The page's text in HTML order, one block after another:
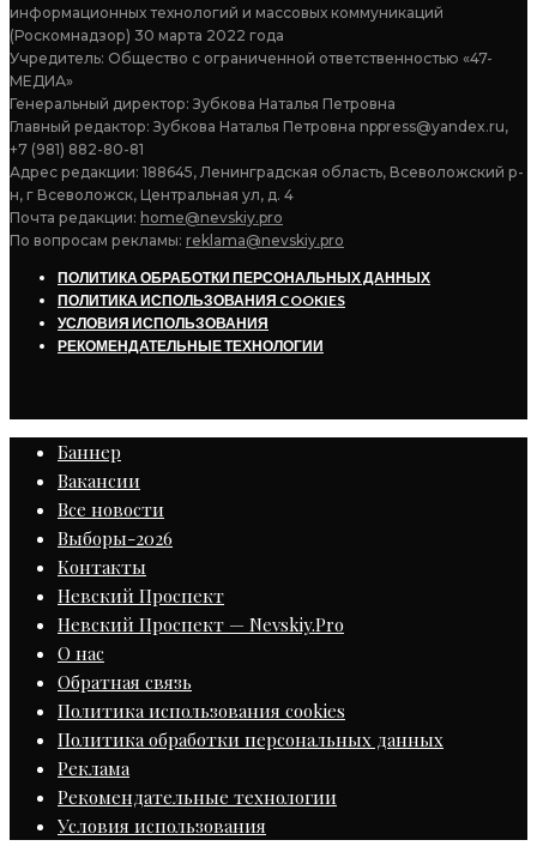
информационных технологий и массовых коммуникаций
(Роскомнадзор) 30 марта 2022 года
Учредитель: Общество с ограниченной ответственностью «47-
МЕДИА»
Генеральный директор: Зубкова Наталья Петровна
Главный редактор: Зубкова Наталья Петровна nppress@yandex.ru,
+7 (981) 882-80-81
Адрес редакции: 188645, Ленинградская область, Всеволожский р-
н, г Всеволожск, Центральная ул, д. 4
Почта редакции: home@nevskiy.pro
По вопросам рекламы: reklama@nevskiy.pro
ПОЛИТИКА ОБРАБОТКИ ПЕРСОНАЛЬНЫХ ДАННЫХ
ПОЛИТИКА ИСПОЛЬЗОВАНИЯ COOKIES
УСЛОВИЯ ИСПОЛЬЗОВАНИЯ
РЕКОМЕНДАТЕЛЬНЫЕ ТЕХНОЛОГИИ
Баннер
Вакансии
Все новости
Выборы-2026
Контакты
Невский Проспект
Невский Проспект — Nevskiy.Pro
О нас
Обратная связь
Политика использования cookies
Политика обработки персональных данных
Реклама
Рекомендательные технологии
Условия использования